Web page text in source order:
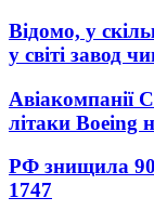
Відомо, у
у світі завод
Авіакомпанії
літаки Boeing
РФ знищила
1747